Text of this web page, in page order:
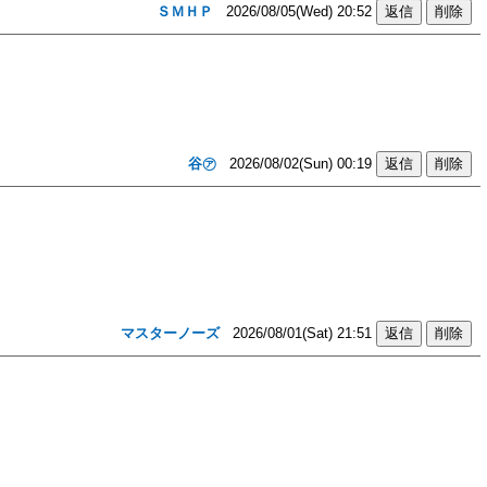
ＳＭＨＰ
2026/08/05(Wed) 20:52
谷㋐ 2026/08/02(Sun) 00:19
マスターノーズ2026/08/01(Sat) 21:51